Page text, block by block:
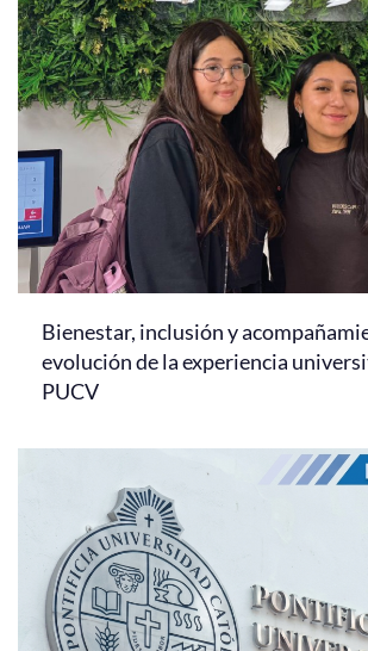
Bienestar, inclusión y
evolución de la experiencia
PUCV